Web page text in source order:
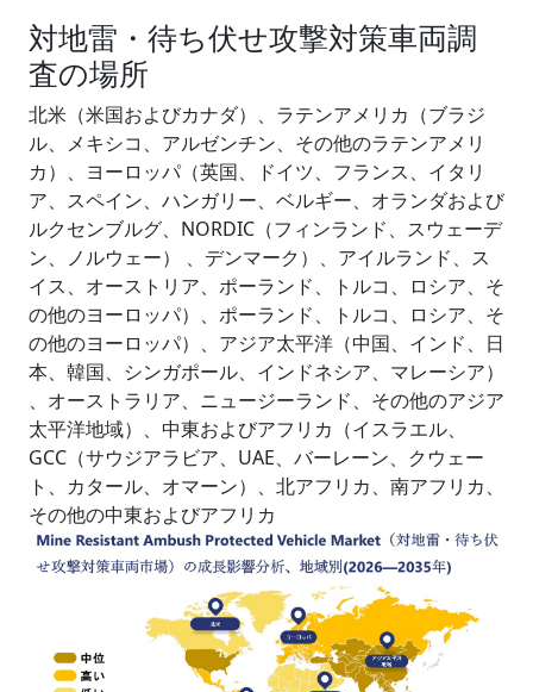
対地雷・待ち伏せ攻撃対策車両調
査の場所
北米（米国およびカナダ）、ラテンアメリカ（ブラジ
ル、メキシコ、アルゼンチン、その他のラテンアメリ
カ）、ヨーロッパ（英国、ドイツ、フランス、イタリ
ア、スペイン、ハンガリー、ベルギー、オランダおよび
ルクセンブルグ、NORDIC（フィンランド、スウェーデ
ン、ノルウェー） 、デンマーク）、アイルランド、ス
イス、オーストリア、ポーランド、トルコ、ロシア、そ
の他のヨーロッパ）、ポーランド、トルコ、ロシア、そ
の他のヨーロッパ）、アジア太平洋（中国、インド、日
本、韓国、シンガポール、インドネシア、マレーシア）
、オーストラリア、ニュージーランド、その他のアジア
太平洋地域）、中東およびアフリカ（イスラエル、
GCC（サウジアラビア、UAE、バーレーン、クウェー
ト、カタール、オマーン）、北アフリカ、南アフリカ、
その他の中東およびアフリカ